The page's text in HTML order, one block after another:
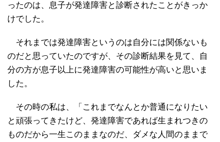
ったのは、息子が発達障害と診断されたことがきっか
けでした。
それまでは発達障害というのは自分には関係ないも
のだと思っていたのですが、その診断結果を見て、自
分の方が息子以上に発達障害の可能性が高いと思いま
した。
その時の私は、「これまでなんとか普通になりたい
と頑張ってきたけど、発達障害であれば生まれつきの
ものだから一生このままなのだ、ダメな人間のままで